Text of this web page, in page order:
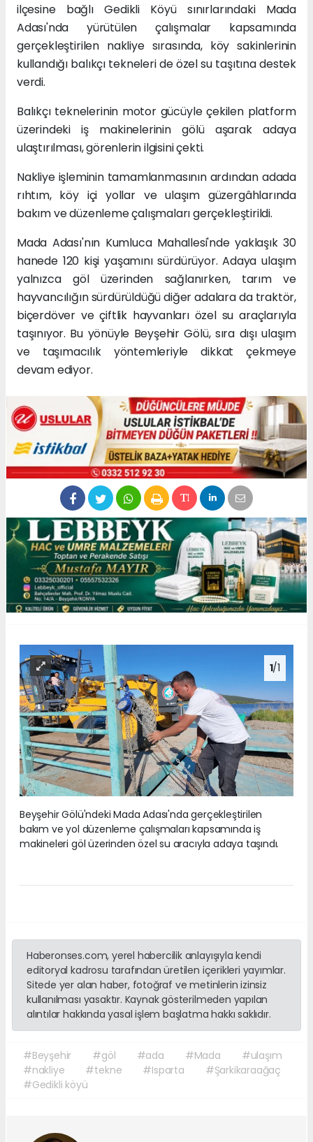
ilçesine bağlı Gedikli Köyü sınırlarındaki Mada
Adası'nda yürütülen çalışmalar kapsamında
gerçekleştirilen nakliye sırasında, köy sakinlerinin
kullandığı balıkçı tekneleri de özel su taşıtına destek
verdi.
Balıkçı teknelerinin motor gücüyle çekilen platform
üzerindeki iş makinelerinin gölü aşarak adaya
ulaştırılması, görenlerin ilgisini çekti.
Nakliye işleminin tamamlanmasının ardından adada
rıhtım, köy içi yollar ve ulaşım güzergâhlarında
bakım ve düzenleme çalışmaları gerçekleştirildi.
Mada Adası'nın Kumluca Mahallesi'nde yaklaşık 30
hanede 120 kişi yaşamını sürdürüyor. Adaya ulaşım
yalnızca göl üzerinden sağlanırken, tarım ve
hayvancılığın sürdürüldüğü diğer adalara da traktör,
biçerdöver ve çiftlik hayvanları özel su araçlarıyla
taşınıyor. Bu yönüyle Beyşehir Gölü, sıra dışı ulaşım
ve taşımacılık yöntemleriyle dikkat çekmeye
devam ediyor.
1/1
Beyşehir Gölü'ndeki Mada Adası'nda gerçekleştirilen
bakım ve yol düzenleme çalışmaları kapsamında iş
makineleri göl üzerinden özel su aracıyla adaya taşındı.
Haberonses.com, yerel habercilik anlayışıyla kendi
editoryal kadrosu tarafından üretilen içerikleri yayımlar.
Sitede yer alan haber, fotoğraf ve metinlerin izinsiz
kullanılması yasaktır. Kaynak gösterilmeden yapılan
alıntılar hakkında yasal işlem başlatma hakkı saklıdır.
#Beyşehir #göl #ada #Mada
#ulaşım
#nakliye
#tekne #Isparta
#Şarkikaraağaç
#Gedikli köyü